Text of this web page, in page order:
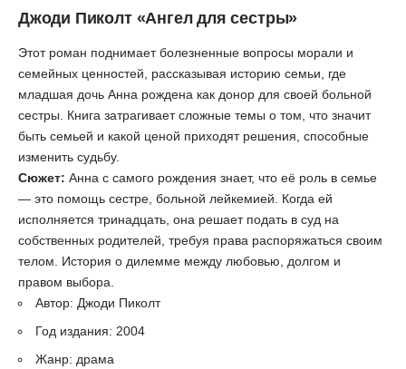
Джоди Пиколт «Ангел для сестры»
Этот роман поднимает болезненные вопросы морали и
семейных ценностей, рассказывая историю семьи, где
младшая дочь Анна рождена как донор для своей больной
сестры. Книга затрагивает сложные темы о том, что значит
быть семьей и какой ценой приходят решения, способные
изменить судьбу.
Сюжет: Анна с самого рождения знает, что её роль в семье
— это помощь сестре, больной лейкемией. Когда ей
исполняется тринадцать, она решает подать в суд на
собственных родителей, требуя права распоряжаться своим
телом. История о дилемме между любовью, долгом и
правом выбора.
Автор: Джоди Пиколт
Год издания: 2004
Жанр: драма